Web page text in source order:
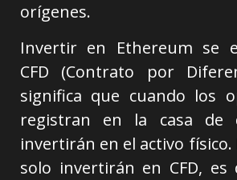
orígenes.
Invertir en Ethereum se
CFD (Contrato por
significa que cuando los
registran en la casa de
invertirán en el activo
solo invertirán en CFD, es